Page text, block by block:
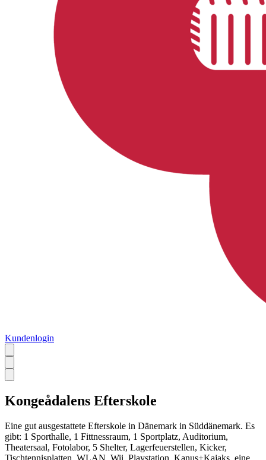
Kundenlogin
Kongeådalens Efterskole
Eine gut ausgestattete Efterskole in Dänemark in Süddänemark. Es
gibt: 1 Sporthalle, 1 Fittnessraum, 1 Sportplatz, Auditorium,
Theatersaal, Fotolabor, 5 Shelter, Lagerfeuerstellen, Kicker,
Tischtennisplatten, WLAN, Wii, Playstation, Kanus+Kajaks, eine